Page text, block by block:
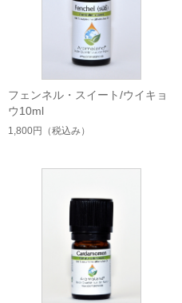
フェンネル・スイート/ウイキョ
ウ10ml
1,800円 （税込み）